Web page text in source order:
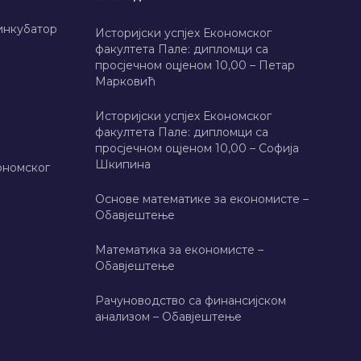
Историјски успјех Економског
факултета Пале: дипломци са
просјечном оцјеном 10,00 – Петар
Марковић
Историјски успјех Економског
факултета Пале: дипломци са
просјечном оцјеном 10,00 – Софија
Шкипина
Основе математике за економисте –
Обавјештење
Математика за економисте –
Обавјештење
Рачуноводство са финансијском
анализом – Обавјештење